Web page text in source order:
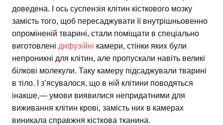
доведена. І ось суспензія клітин кісткового мозку
замість того, щоб пересаджувати її внутрішньовенно
опроміненій тварині, стали поміщати в спеціально
виготовлені дифузійні камери, стінки яких були
непроникні для клітин, але пропускали навіть великі
білкові молекули. Таку камеру підсаджували тварині
в тіло. І з’ясувалося, що в ній клітини поводяться
інакше,— умови виявилися непридатними для
виживання клітин крові, замість них в камерах
виникала справжня кісткова тканина.